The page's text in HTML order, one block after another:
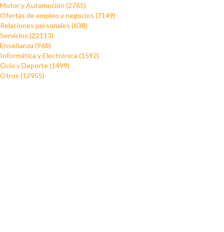
Motor y Automoción (2765)
Ofertas de empleo y negocios (7149)
Relaciones personales (638)
Servicios (22113)
Enseñanza (968)
Informática y Electrónica (1592)
Ocio y Deporte (1499)
Otros (12955)